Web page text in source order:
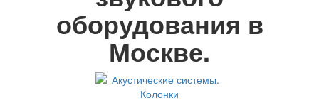
оборудования в
Москве.